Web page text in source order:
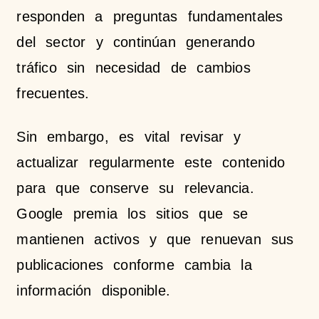
responden a preguntas fundamentales
del sector y continúan generando
tráfico sin necesidad de cambios
frecuentes.
Sin embargo, es vital revisar y
actualizar regularmente este contenido
para que conserve su relevancia.
Google premia los sitios que se
mantienen activos y que renuevan sus
publicaciones conforme cambia la
información disponible.